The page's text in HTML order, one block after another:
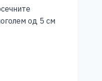
од 5 см